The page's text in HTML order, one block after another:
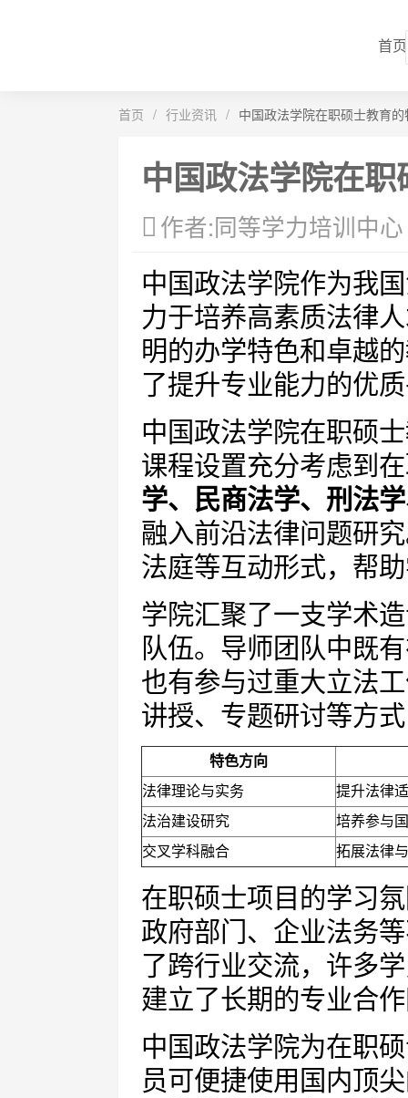
首页
首页 / 行业资讯 / 中国政法学院在职硕士教育
中国政法学院在
作者:同等学力培训中心
中国政法学院作为我
力于培养高素质法律
明的办学特色和卓越
了提升专业能力的优
中国政法学院在职硕
课程设置充分考虑到
学、民商法学、刑法
融入前沿法律问题研
法庭等互动形式，帮
学院汇聚了一支学术
队伍。导师团队中既
也有参与过重大立法
讲授、专题研讨等方
特色方向
法律理论与实务
提升法律
法治建设研究
培养参与
交叉学科融合
拓展法律
在职硕士项目的学习
政府部门、企业法务
了跨行业交流，许多
建立了长期的专业合
中国政法学院为在职
员可便捷使用国内顶